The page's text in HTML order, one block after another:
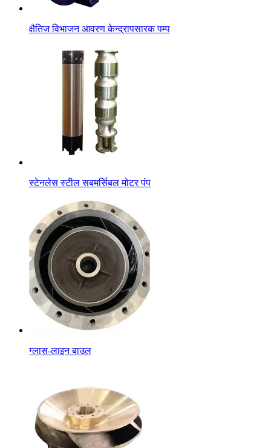
क्षैतिज विभाजन आवरण केन्द्रापसारक पम्प
स्टेनलेस स्टील सबमर्सिबल मोटर पंप
ग्लास-लाइन बाउल